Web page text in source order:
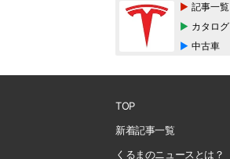
記事一覧
カタログ
中古車
TOP
新着記事一覧
くるまのニュースとは？